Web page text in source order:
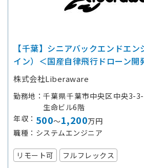
【千葉】シニアバックエンドエ
イン）＜国産自律飛行ドローン開
株式会社Liberaware
勤務地
千葉県千葉市中央区中央3-
生命ビル6階
年収
500～1,200万円
職種
システムエンジニア
リモート可 フルフレックス